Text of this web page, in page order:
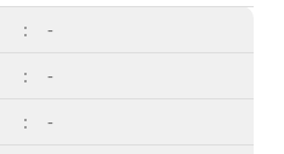
:
-
:
-
:
-